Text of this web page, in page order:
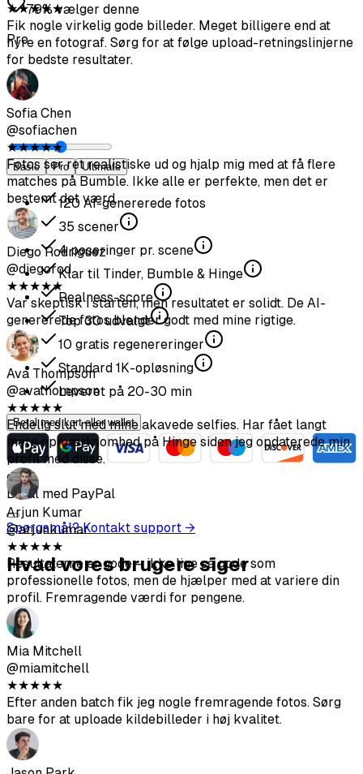
79% vælger denne
Pro
Basic Pro Ultimate
120 AI-genererede fotos
35 scener
4poseringer pr. scene
Klar til Tinder, Bumble & Hinge
Realness-score
Top30udvalgt
10 gratis regenereringer
Standard 1K-opløsning
Leveret på 20-30 min
Betal med kort eller wallet
eller
Betal med PayPal
Spørgsmål? Kontakt support →
Hvad vores brugere siger
Sofia Chen
@sofiachen
★★★★★
Fotos ser ret realistiske ud og hjalp mig med at få flere
matches på Bumble. Ikke alle er perfekte, men det er
bestemt det værd.
Diego Rodriguez
@diegorod
★★★★★
Var skeptisk i starten, men resultatet er solidt. De AI-
genererede fotos blender godt med mine rigtige.
Ava Thompson
@avathompson
★★★★★
Endelig slut med mine akavede selfies. Har fået langt
mere opmærksomhed på Hinge siden jeg opdaterede min
profil med disse.
Arjun Kumar
@arjunkumar
★★★★★
Resultaterne er gode – ikke lige så gode som
professionelle fotos, men de hjælper med at variere din
profil. Fremragende værdi for pengene.
Mia Mitchell
@miamitchell
★★★ ★★
Efter anden batch fik jeg nogle fremragende fotos. Sørg
bare for at uploade kildebilleder i høj kvalitet.
Jason Park
@jasonpark
★★★★★
Fik nogle virkelig gode billeder. Meget billigere end at
hyre en fotograf. Sørg for at følge upload-retningslinjerne
for bedste resultater.